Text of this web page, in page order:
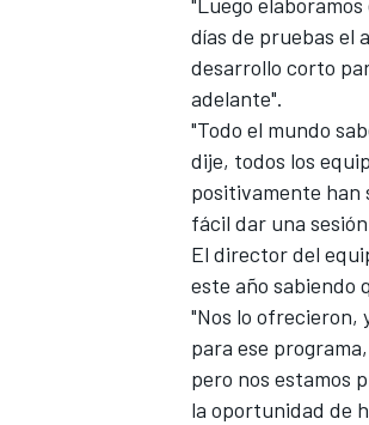
MÁS CATEGORÍAS
días de pruebas el
desarrollo corto
adelante".
"Todo el mundo
dije, todos los
positivamente han
fácil dar una
El director del
este año sabiendo
"Nos lo ofrecieron,
para ese
pero nos estamos
la oportunidad de